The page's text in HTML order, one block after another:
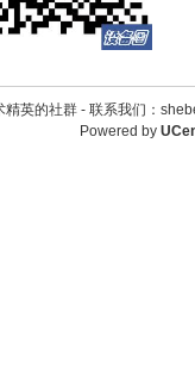
精英的社群 - 联系我们：
Powered by